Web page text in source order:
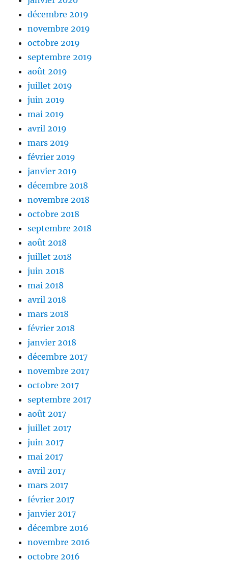
décembre 2019
novembre 2019
octobre 2019
septembre 2019
août 2019
juillet 2019
juin 2019
mai 2019
avril 2019
mars 2019
février 2019
janvier 2019
décembre 2018
novembre 2018
octobre 2018
septembre 2018
août 2018
juillet 2018
juin 2018
mai 2018
avril 2018
mars 2018
février 2018
janvier 2018
décembre 2017
novembre 2017
octobre 2017
septembre 2017
août 2017
juillet 2017
juin 2017
mai 2017
avril 2017
mars 2017
février 2017
janvier 2017
décembre 2016
novembre 2016
octobre 2016